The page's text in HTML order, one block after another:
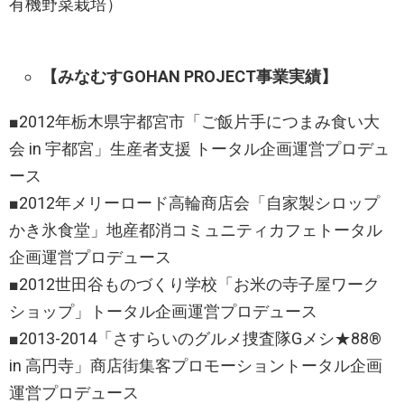
【みなむすGOHAN PROJECT事業実績】
■2012年栃木県宇都宮市「ご飯片手につまみ食い大
会 in 宇都宮」生産者支援 トータル企画運営プロデュ
ース
■2012年メリーロード高輪商店会「自家製シロップ
かき氷食堂」地産都消コミュニティカフェトータル
企画運営プロデュース
■2012世田谷ものづくり学校「お米の寺子屋ワーク
ショップ」トータル企画運営プロデュース
■2013-2014「さすらいのグルメ捜査隊Gメシ★88®︎
in 高円寺」商店街集客プロモーショントータル企画
運営プロデュース